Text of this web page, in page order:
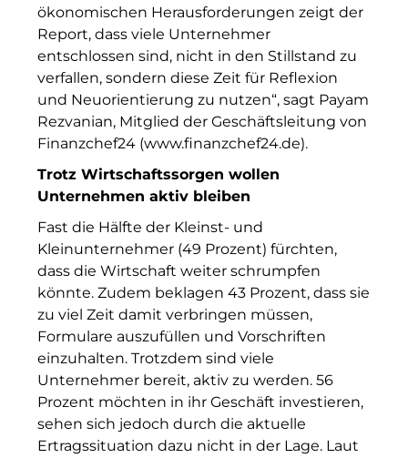
magna asset management ag
Malerei & Auftragsmalerei Nikolaus Kriese
MünchenBau
Munich Airport Business Park
Münchner Wohnen
Münchner Wohnen
National Center for Waste Management
Neue Mitte Fürth
Neuhausen Neudenken
Optima_Hammer
PAULUS Immobiliengruppe
Pembroke
ökonomischen Herausforderungen zeigt der
Report, dass viele Unternehmer
entschlossen sind, nicht in den Stillstand zu
verfallen, sondern diese Zeit für Reflexion
und Neuorientierung zu nutzen“, sagt Payam
Rezvanian, Mitglied der Geschäftsleitung von
Finanzchef24 (www.finanzchef24.de).
Trotz Wirtschaftssorgen wollen
Unternehmen aktiv bleiben
Fast die Hälfte der Kleinst- und
Kleinunternehmer (49 Prozent) fürchten,
dass die Wirtschaft weiter schrumpfen
könnte. Zudem beklagen 43 Prozent, dass sie
zu viel Zeit damit verbringen müssen,
Formulare auszufüllen und Vorschriften
einzuhalten. Trotzdem sind viele
Unternehmer bereit, aktiv zu werden. 56
Prozent möchten in ihr Geschäft investieren,
sehen sich jedoch durch die aktuelle
Ertragssituation dazu nicht in der Lage. Laut